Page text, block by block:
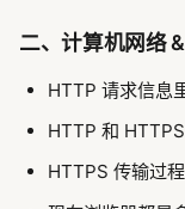
二、计算机网络
HTTP 请求信息
HTTP 和
HTTPS 传输过